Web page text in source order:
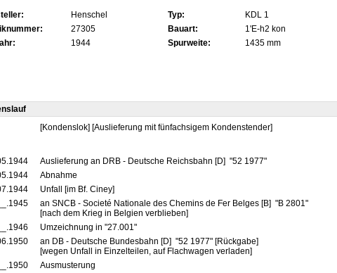
Henschel Typ: KDL 1
27305 Bauart: 1'E-h2 kon
1944 Spurweite: 1435 mm
[Kondenslok] [Auslieferung mit fünfachsigem Kondenstender]
Auslieferung an DRB - Deutsche Reichsbahn [D] "52 1977"
Abnahme
Unfall [im Bf. Ciney]
an SNCB - Societé Nationale des Chemins de Fer Belges [B] "B 2801"
[nach dem Krieg in Belgien verblieben]
Umzeichnung in "27.001"
an DB - Deutsche Bundesbahn [D] "52 1977" [Rückgabe]
[wegen Unfall in Einzelteilen, auf Flachwagen verladen]
Ausmusterung